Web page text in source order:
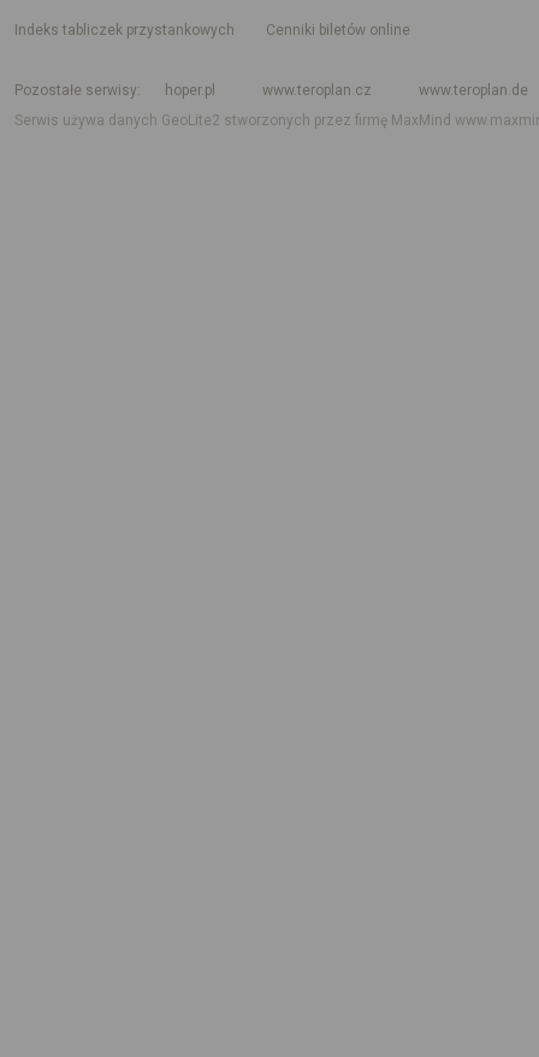
indeks tabliczek przystankowych
Cenniki biletów online
Pozostałe serwisy
hoper.pl www.teroplan.cz
www.teroplan.de
Serwis używa danych GeoLite2 stworzonych przez firmę MaxMind